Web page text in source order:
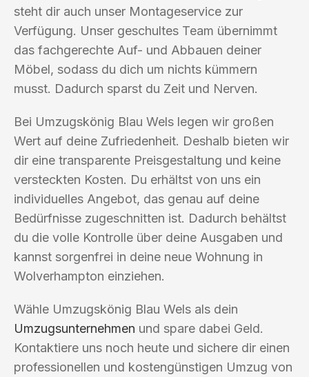
steht dir auch unser Montageservice zur
Verfügung. Unser geschultes Team übernimmt
das fachgerechte Auf- und Abbauen deiner
Möbel, sodass du dich um nichts kümmern
musst. Dadurch sparst du Zeit und Nerven.
Bei Umzugskönig Blau Wels legen wir großen
Wert auf deine Zufriedenheit. Deshalb bieten wir
dir eine transparente Preisgestaltung und keine
versteckten Kosten. Du erhältst von uns ein
individuelles Angebot, das genau auf deine
Bedürfnisse zugeschnitten ist. Dadurch behältst
du die volle Kontrolle über deine Ausgaben und
kannst sorgenfrei in deine neue Wohnung in
Wolverhampton einziehen.
Wähle Umzugskönig Blau Wels als dein
Umzugsunternehmen und spare dabei Geld.
Kontaktiere uns noch heute und sichere dir einen
professionellen und kostengünstigen Umzug von